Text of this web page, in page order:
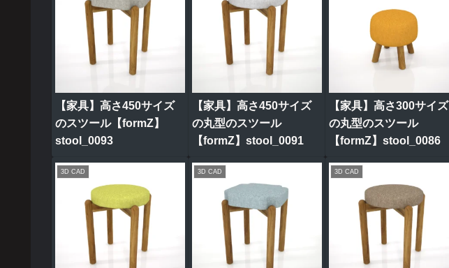
【家具】高さ450サイズ
のスツール【formZ】
stool_0093
【家具】高さ450サイズ
の丸型のスツール
【formZ】stool_0091
【家具】高さ300サイズ
の丸型のスツール
【formZ】stool_0086
3D CAD 3D CAD 3D CAD